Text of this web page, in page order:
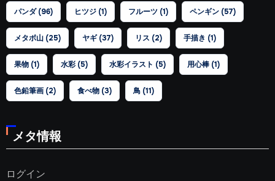
パンダ(96) ヒツジ(1) フルーツ(1) ペンギン(57)
メタボ山(25) ヤギ(37) リス (2) 手描き (1)
果物(1) 水彩(5) 水彩イラスト (5) 用心棒(1)
色鉛筆画(2) 食べ物(3) 鳥(11)
メタ情報
ログイン